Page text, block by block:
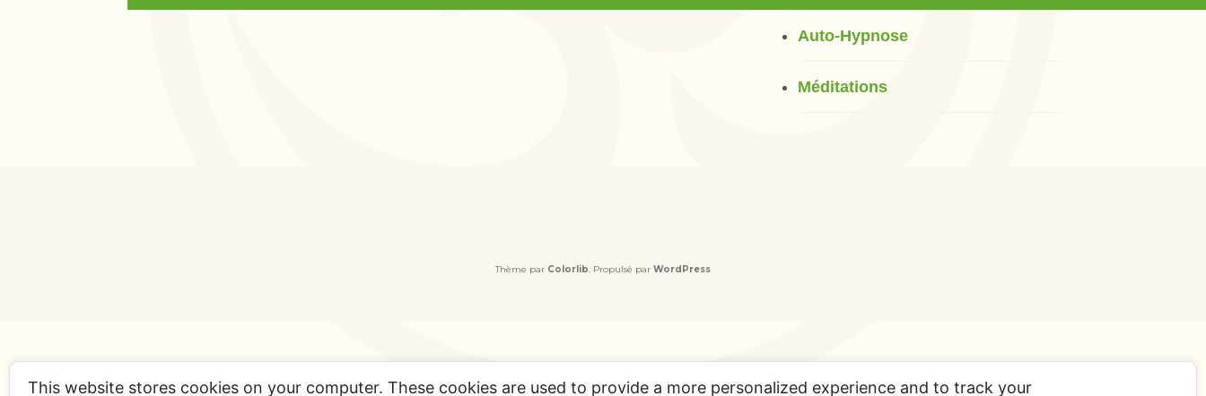
Auto-Hypnose
Méditations
Thème par Colorlib. Propulsé par WordPress
This website stores cookies on your computer. These cookies are used to provide a more personalized experience and to track your